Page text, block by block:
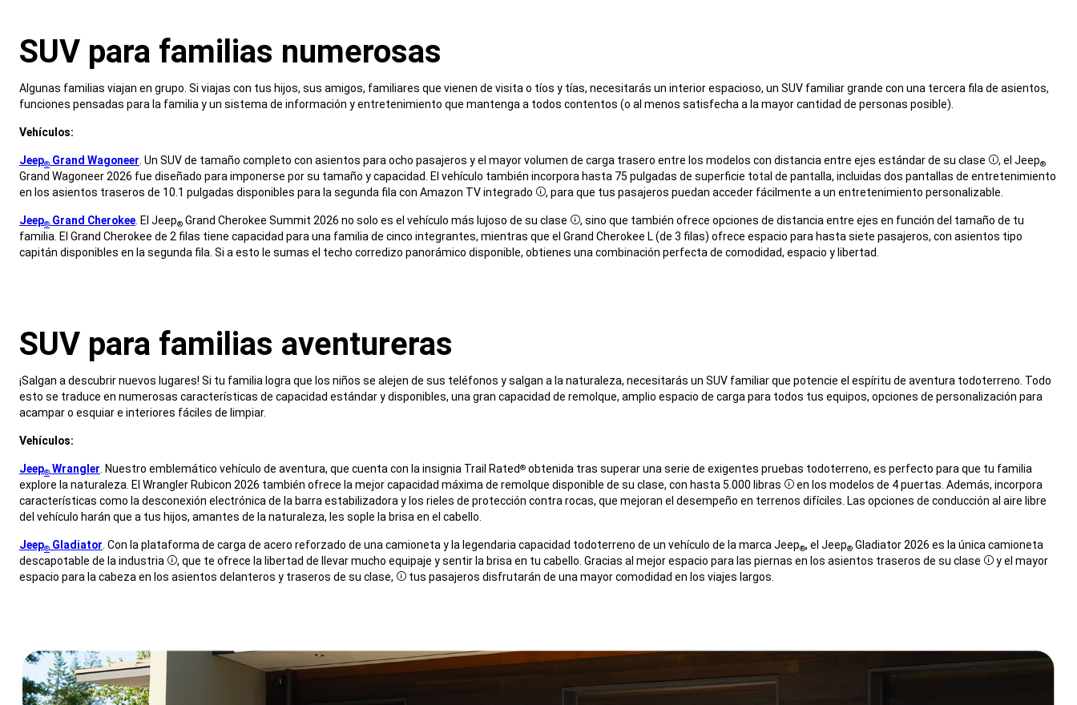
SUV para familias numerosas
Algunas familias viajan en grupo. Si viajas con tus hijos, sus amigos, familiares que vienen de visita o tíos y tías, necesitarás un interior espacioso, un SUV familiar grande con una tercera fila de asientos,
funciones pensadas para la familia y un sistema de información y entretenimiento que mantenga a todos contentos (o al menos satisfecha a la mayor cantidad de personas posible).
Vehículos:
Jeep® Grand Wagoneer . Un SUV de tamaño completo con asientos para ocho pasajeros y el mayor volumen de carga trasero entre los modelos con distancia entre ejes estándar de su clase Disclosure
, el Jeep®
Grand Wagoneer 2026 fue diseñado para imponerse por su tamaño y capacidad. El vehículo también incorpora hasta 75 pulgadas de superficie total de pantalla, incluidas dos pantallas de entretenimiento
en los asientos traseros de 10.1 pulgadas disponibles para la segunda fila con Amazon TV integrado Disclosure
, para que tus pasajeros puedan acceder fácilmente a un entretenimiento personalizable.
Jeep® Grand Cherokee . El Jeep® Grand Cherokee Summit 2026 no solo es el vehículo más lujoso de su clase Disclosure
, sino que también ofrece opciones de distancia entre ejes en función del tamaño de tu
familia. El Grand Cherokee de 2 filas tiene capacidad para una familia de cinco integrantes, mientras que el Grand Cherokee L (de 3 filas) ofrece espacio para hasta siete pasajeros, con asientos tipo
capitán disponibles en la segunda fila. Si a esto le sumas el techo corredizo panorámico disponible, obtienes una combinación perfecta de comodidad, espacio y libertad.
SUV para familias aventureras
¡Salgan a descubrir nuevos lugares! Si tu familia logra que los niños se alejen de sus teléfonos y salgan a la naturaleza, necesitarás un SUV familiar que potencie el espíritu de aventura todoterreno. Todo
esto se traduce en numerosas características de capacidad estándar y disponibles, una gran capacidad de remolque, amplio espacio de carga para todos tus equipos, opciones de personalización para
acampar o esquiar e interiores fáciles de limpiar.
Vehículos:
Jeep® Wrangler . Nuestro emblemático vehículo de aventura, que cuenta con la insignia Trail Rated® obtenida tras superar una serie de exigentes pruebas todoterreno, es perfecto para que tu familia
explore la naturaleza. El Wrangler Rubicon 2026 también ofrece la mejor capacidad máxima de remolque disponible de su clase, con hasta 5.000 libras Disclosure
en los modelos de 4 puertas. Además, incorpora
características como la desconexión electrónica de la barra estabilizadora y los rieles de protección contra rocas, que mejoran el desempeño en terrenos difíciles. Las opciones de conducción al aire libre
del vehículo harán que a tus hijos, amantes de la naturaleza, les sople la brisa en el cabello.
Jeep® Gladiator . Con la plataforma de carga de acero reforzado de una camioneta y la legendaria capacidad todoterreno de un vehículo de la marca Jeep®, el Jeep® Gladiator 2026 es la única camioneta
descapotable de la industria Disclosure
, que te ofrece la libertad de llevar mucho equipaje y sentir la brisa en tu cabello. Gracias al mejor espacio para las piernas en los asientos traseros de su clase Disclosure
y el mayor
espacio para la cabeza en los asientos delanteros y traseros de su clase, Disclosure
tus pasajeros disfrutarán de una mayor comodidad en los viajes largos.